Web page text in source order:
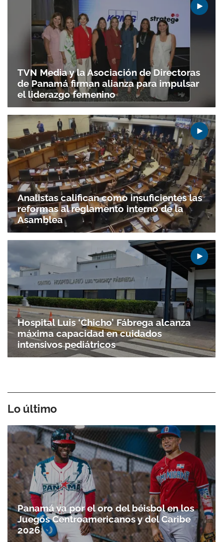
TVN Media y la Asociación de Directoras
de Panamá firman alianza para impulsar
el liderazgo femenino
Analistas califican como insuficientes las
reformas al reglamento interno de la
Asamblea
Hospital Luis ‘Chicho’ Fábrega alcanza
máxima capacidad en cuidados
intensivos pediátricos
Lo último
Panamá va por el oro del béisbol en los
Juegos Centroamericanos y del Caribe
2026